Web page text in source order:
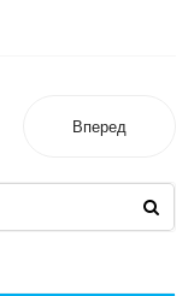
Вперед